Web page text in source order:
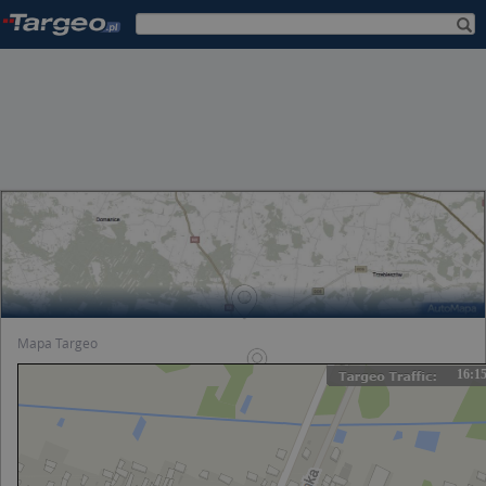
Mapa Targeo
16:15